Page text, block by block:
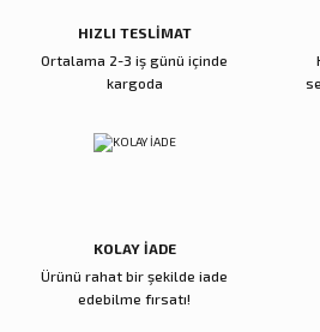
HIZLI TESLİMAT
Ortalama 2-3 iş günü içinde
kargoda
KOLAY İADE
Ürünü rahat bir şekilde iade
edebilme fırsatı!